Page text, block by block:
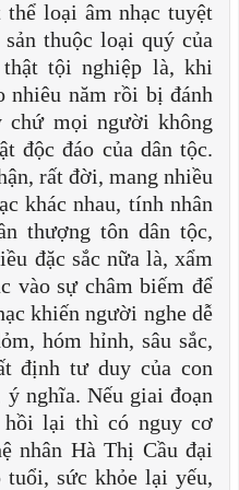
loại âm nhạc tuyệt
thuộc loại quý của
tội nghiệp là, khi
nhiêu năm rồi bị đánh
mọi người không
độc đáo của dân tộc.
rất đời, mang nhiều
khác nhau, tính nhân
thượng tôn dân tộc,
đặc sắc nữa là, xẩm
vào sự châm biếm để
khiến người nghe dễ
hóm hỉnh, sâu sắc,
định tư duy của con
nghĩa. Nếu giai đoạn
lại thì có nguy cơ
nhân Hà Thị Cầu đại
tuổi, sức khỏe lại yếu,